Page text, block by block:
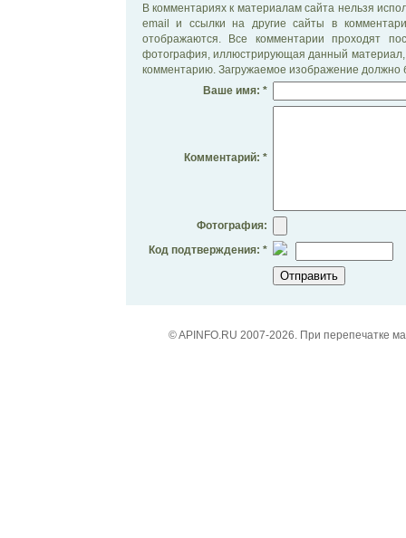
В комментариях к материалам сайта нельзя
email и ссылки на другие сайты в
отображаются. Все комментарии проходят
фотография, иллюстрирующая данный материал,
комментарию. Загружаемое изображение должно
Ваше имя: *
Комментарий: *
Фотография:
Код подтверждения: *
© APINFO.RU 2007-2026. При перепечатке